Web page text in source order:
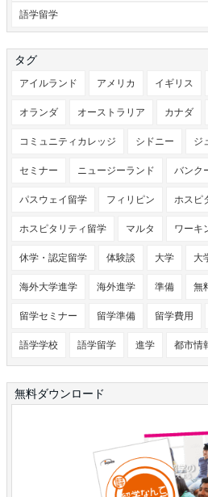
語学留学
タグ
アイルランド アメリカ イギリス
オランダ オーストラリア カナダ
コミュニティカレッジ シドニー ジ
セミナー ニュージーランド バンク
パスウェイ留学 フィリピン ホスピ
ホスピタリティ留学 マルタ ワーキ
休学・認定留学 体験談 大学 大
海外大学進学 海外進学 準備 無
留学セミナー 留学準備 留学費用
語学学校 語学留学 進学 都市情
無料ダウンロード